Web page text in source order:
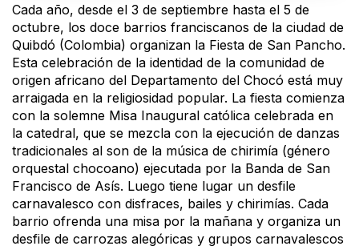
Cada año, desde el 3 de septiembre hasta el 5 de
octubre, los doce barrios franciscanos de la ciudad de
Quibdó (Colombia) organizan la Fiesta de San Pancho.
Esta celebración de la identidad de la comunidad de
origen africano del Departamento del Chocó está muy
arraigada en la religiosidad popular. La fiesta comienza
con la solemne Misa Inaugural católica celebrada en
la catedral, que se mezcla con la ejecución de danzas
tradicionales al son de la música de chirimía (género
orquestal chocoano) ejecutada por la Banda de San
Francisco de Asís. Luego tiene lugar un desfile
carnavalesco con disfraces, bailes y chirimías. Cada
barrio ofrenda una misa por la mañana y organiza un
desfile de carrozas alegóricas y grupos carnavalescos